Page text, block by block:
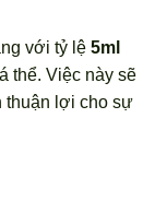
với tỷ lệ 5ml
thể. Việc này sẽ
thuận lợi cho sự